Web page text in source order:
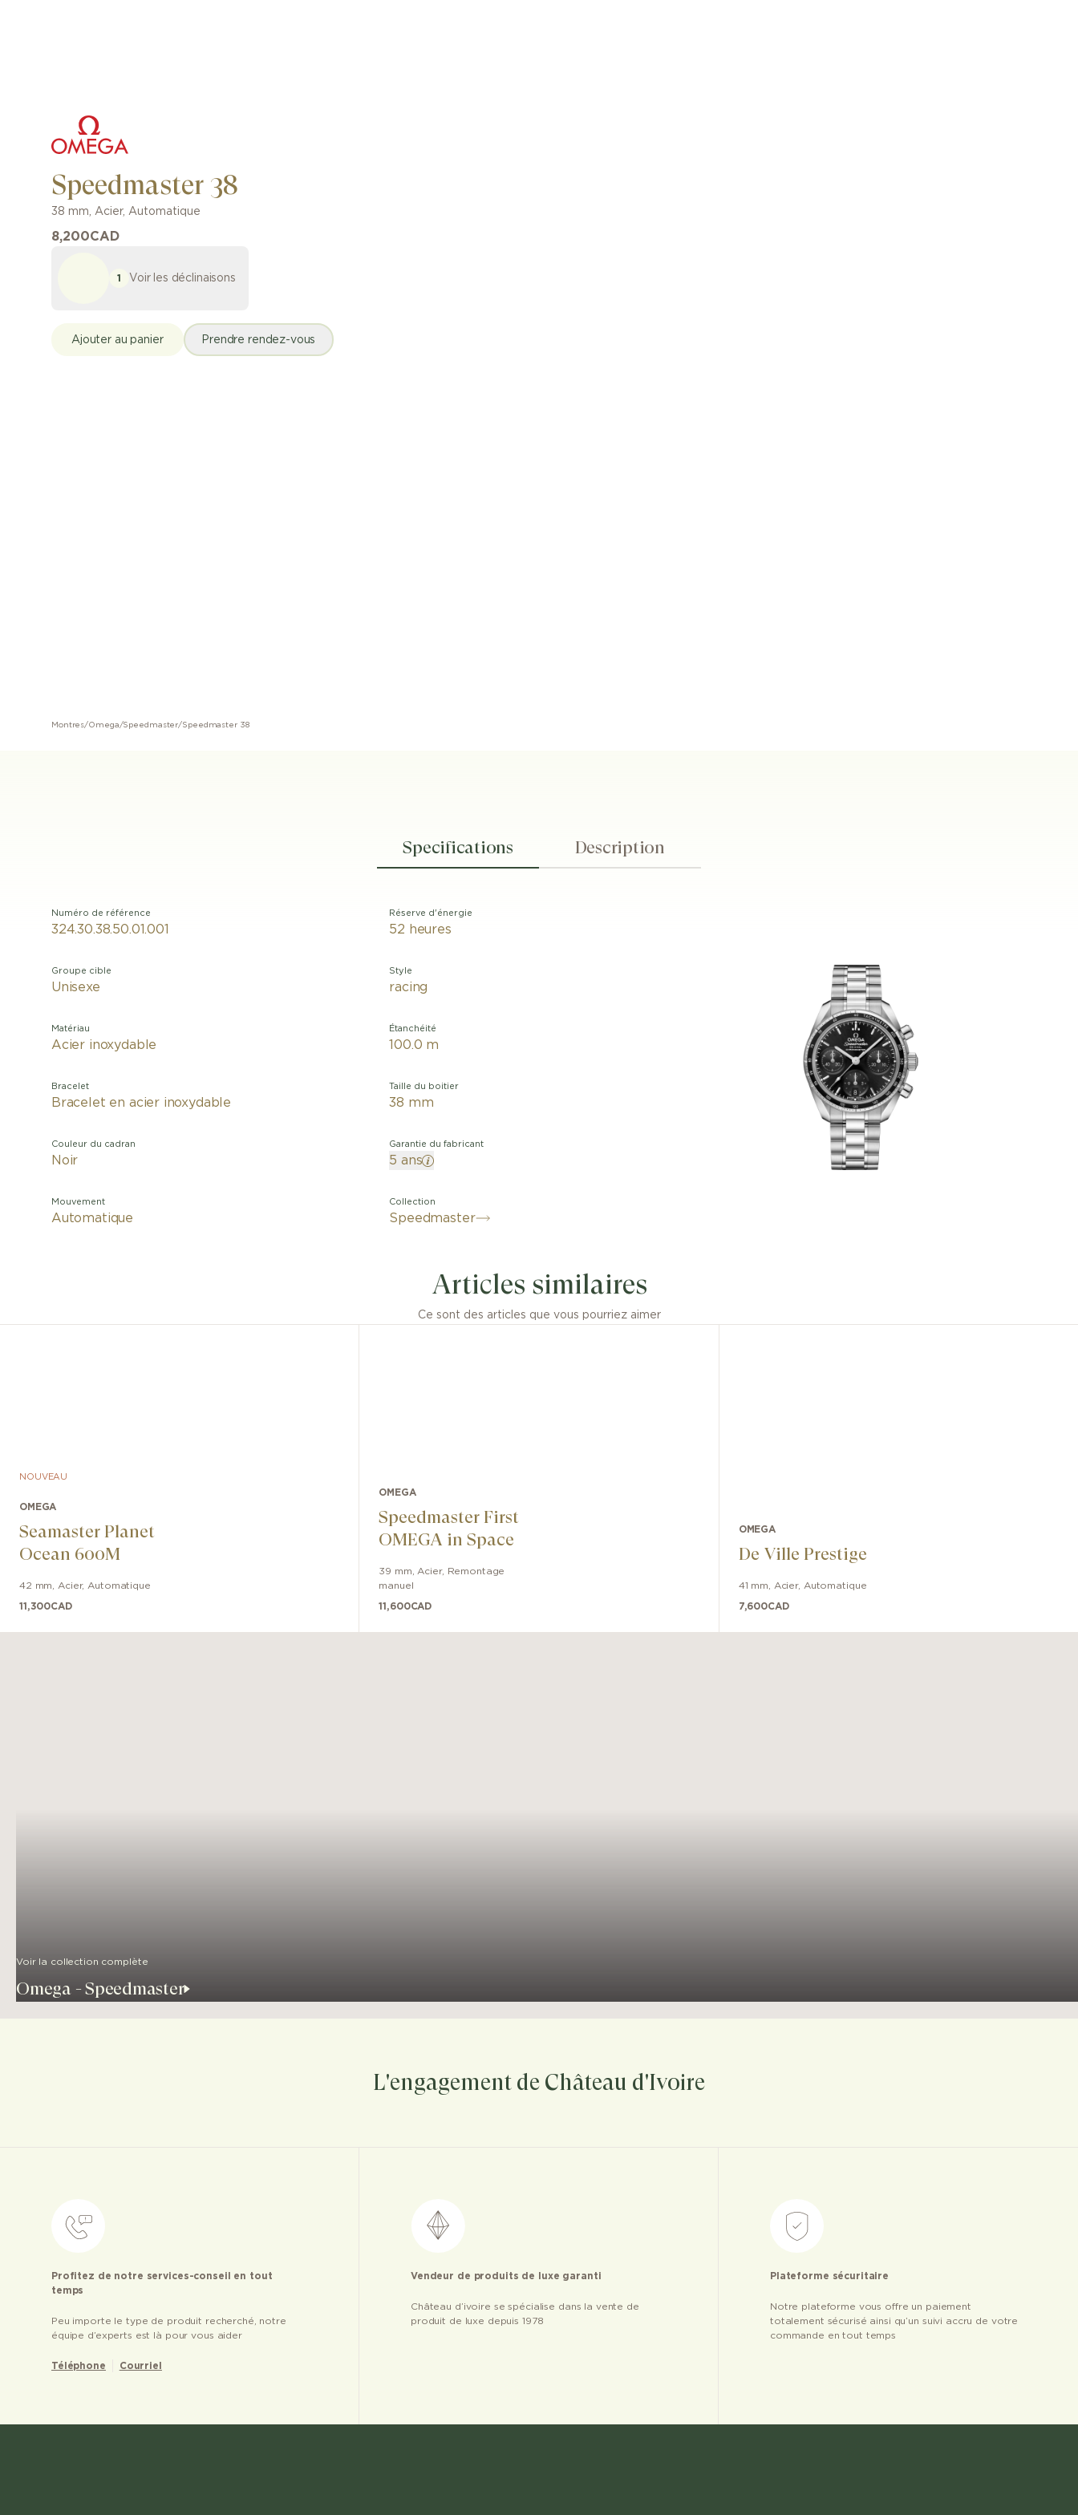
Speedmaster 38
38 mm, Acier, Automatique
8,200CAD
1 Voir les déclinaisons
Ajouter au panier Prendre rendez-vous
Montres/Omega/Speedmaster/Speedmaster 38
Specifications Description
Numéro de référence
324.30.38.50.01.001
Groupe cible
Unisexe
Matériau
Acier inoxydable
Bracelet
Bracelet en acier inoxydable
Couleur du cadran
Noir
Mouvement
Automatique
Réserve d'énergie
52 heures
Style
racing
Étanchéité
100.0 m
Taille du boitier
38 mm
Garantie du fabricant
5 ans
Collection
Speedmaster
Articles similaires
Ce sont des articles que vous pourriez aimer
NOUVEAU
OMEGA
Seamaster Planet
Ocean 600M
42 mm Acier, Automatique
11,300CAD
OMEGA
Speedmaster First
OMEGA in Space
39 mm Acier, Remontage
manuel
11,600CAD
OMEGA
De Ville Prestige
41 mm Acier, Automatique
7,600CAD
Voir la collection complète
Omega - Speedmaster
L'engagement de Château d'Ivoire
Profitez de notre services-conseil en tout
temps
Peu importe le type de produit recherché, notre
équipe d’experts est là pour vous aider
Téléphone Courriel
Vendeur de produits de luxe garanti
Château d’ivoire se spécialise dans la vente de
produit de luxe depuis 1978
Plateforme sécuritaire
Notre plateforme vous offre un paiement
totalement sécurisé ainsi qu’un suivi accru de votre
commande en tout temps